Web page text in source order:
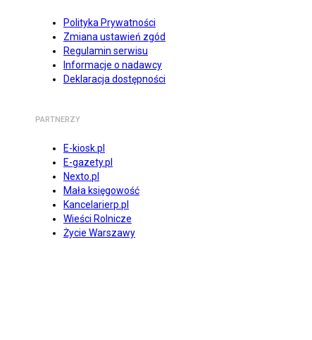
Polityka Prywatności
Zmiana ustawień zgód
Regulamin serwisu
Informacje o nadawcy
Deklaracja dostępności
PARTNERZY
E-kiosk.pl
E-gazety.pl
Nexto.pl
Mała księgowość
Kancelarierp.pl
Wieści Rolnicze
Życie Warszawy